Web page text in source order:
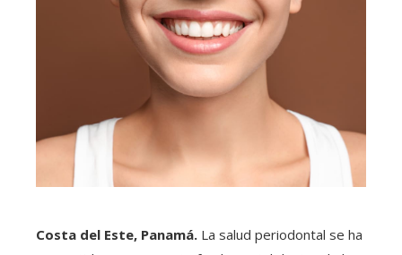
Costa del Este, Panamá. La salud periodontal se ha